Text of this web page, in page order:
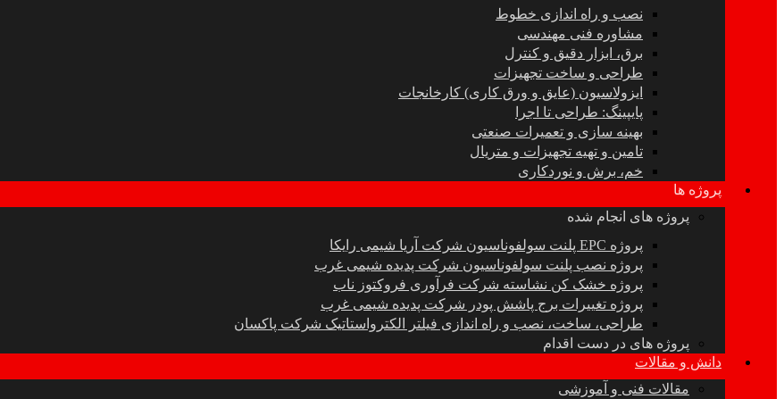
نصب و راه اندازی خطوط
مشاوره فنی مهندسی
برق، ابزار دقیق و کنترل
طراحی و ساخت تجهیزات
ایزولاسیون (عایق و ورق کاری) کارخانجات
پایپینگ: طراحی تا اجرا
بهینه سازی و تعمیرات صنعتی
تامین و تهیه تجهیزات و متریال
خم، برش و نوردکاری
پروژه ها
پروژه های انجام شده
پروژه EPC پلنت سولفوناسیون شرکت آریا شیمی رایکا
پروژه نصب پلنت سولفوناسیون شرکت پدیده شیمی غرب
پروژه خشک کن نشاسته شرکت فرآوری فروکتوز ناب
پروژه تغییرات برج پاشش پودر شرکت پدیده شیمی غرب
طراحی، ساخت، نصب و راه اندازی فیلتر الکترواستاتیک شرکت پاکسان
پروژه های در دست اقدام
دانش و مقالات
مقالات فنی و آموزشی